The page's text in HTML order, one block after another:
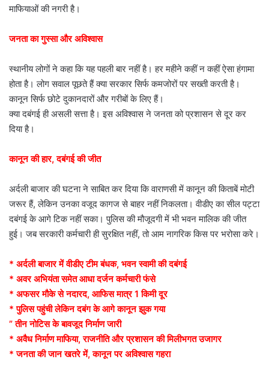
माफियाओं की नगरी है।
जनता का गुस्सा और अविश्वास
स्थानीय लोगों ने कहा कि यह पहली बार नहीं है। हर महीने कहीं न कहीं ऐसा हंगामा
होता है। लोग सवाल पूछते हैं क्या सरकार सिर्फ कमजोरों पर सख्ती करती है।
कानून सिर्फ छोटे दुकानदारों और गरीबों के लिए हैं।
क्या दबंगई ही असली सत्ता है। इस अविश्वास ने जनता को प्रशासन से दूर कर
दिया है।
कानून की हार, दबंगई की जीत
अर्दली बाजार की घटना ने साबित कर दिया कि वाराणसी में कानून की किताबें मोटी
जरूर हैं, लेकिन उनका वजूद कागज से बाहर नहीं निकलता। वीडीए का सील पट्टा
दबंगई के आगे टिक नहीं सका। पुलिस की मौजूदगी में भी भवन मालिक की जीत
हुई। जब सरकारी कर्मचारी ही सुरक्षित नहीं, तो आम नागरिक किस पर भरोसा करे।
* अर्दली बाजार में वीडीए टीम बंधक, भवन स्वामी की दबंगई
* अवर अभियंता समेत आधा दर्जन कर्मचारी फंसे
* अफसर मौके से नदारद, आफिस मात्र 1 किमी दूर
* पुलिस पहुंची लेकिन दबंग के आगे कानून झुक गया
” तीन नोटिस के बावजूद निर्माण जारी
* अवैध निर्माण माफिया, राजनीति और प्रशासन की मिलीभगत उजागर
* जनता की जान खतरे में, कानून पर अविश्वास गहरा